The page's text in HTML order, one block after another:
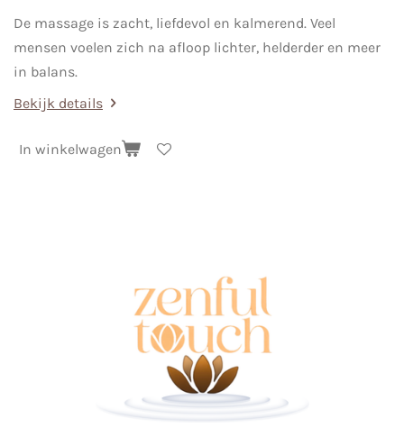
De massage is zacht, liefdevol en kalmerend. Veel
mensen voelen zich na afloop lichter, helderder en meer
in balans.
Bekijk details
In winkelwagen